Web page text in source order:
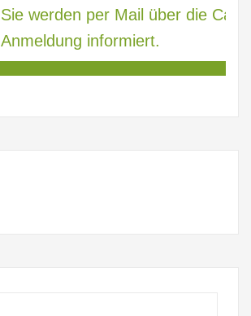
Sie werden per Mail über die
Anmeldung informiert.